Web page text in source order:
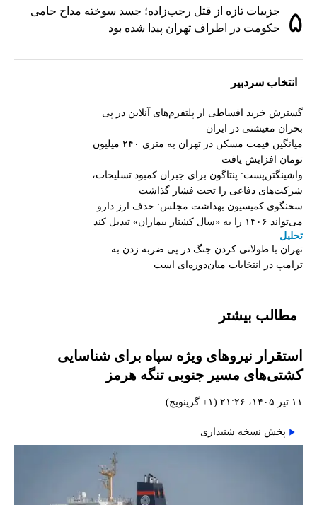
۵
جزییات تازه از قتل رجب‌زاده؛ جسد سوخته مداح حامی
حکومت در اطراف تهران پیدا شده بود
انتخاب سردبیر
گسترش خرید اقساطی از پلتفرم‌های آنلاین در پی
بحران معیشتی در ایران
میانگین قیمت مسکن در تهران به متری ۲۴۰ میلیون
تومان افزایش یافت
واشینگتن‌پست: پنتاگون برای جبران کمبود تسلیحات،
شرکت‌های دفاعی را تحت فشار گذاشت
سخنگوی کمیسیون بهداشت مجلس: حذف ارز دارو
می‌تواند ۱۴۰۶ را به «سال کشتار بیماران» تبدیل کند
تحلیل
تهران با طولانی کردن جنگ در پی ضربه زدن به
ترامپ در انتخابات میان‌دوره‌ای است
مطالب بیشتر
استقرار نیروهای ویژه سپاه برای شناسایی
کشتی‌های مسیر جنوبی تنگه هرمز
۱۱ تیر ۱۴۰۵، ۲۱:۲۶ (‎+۱ گرینویچ)
پخش نسخه شنیداری